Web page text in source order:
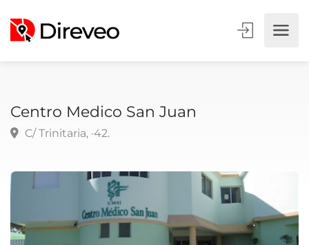
Centro Medico San Juan